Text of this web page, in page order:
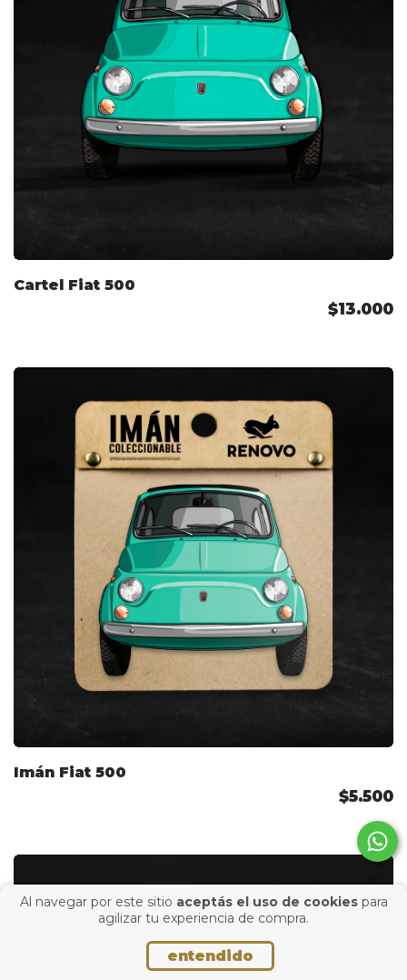
Al navegar por este sitio aceptás el uso de cookiespara
agilizar tu experiencia de compra.
entendido
Cartel Fiat 500
$13.000
Imán Fiat 500
$5.500